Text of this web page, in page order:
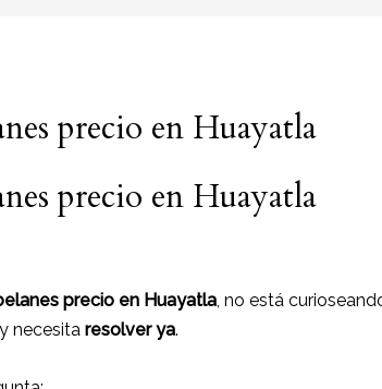
precio en Huayatla
precio en Huayatla
precio en Huayatla, no está
y necesita resolver ya.